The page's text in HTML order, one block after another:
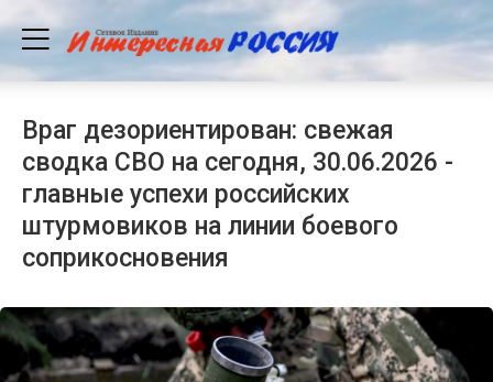
Враг дезориентирован: свежая
сводка СВО на сегодня, 30.06.2026 -
главные успехи российских
штурмовиков на линии боевого
соприкосновения